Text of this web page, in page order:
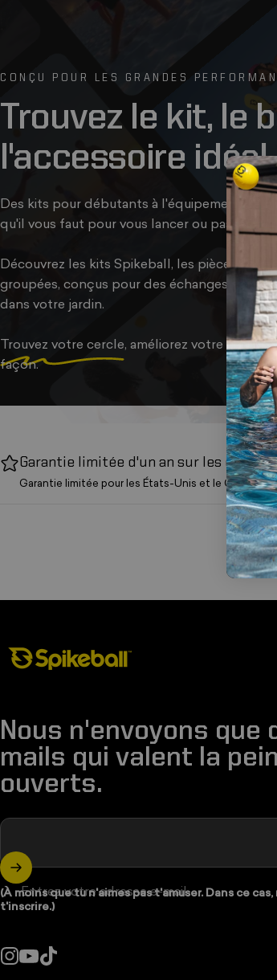
CONÇU POUR LES GRANDES
Trouvez le kit, le
l'accessoire idéal
Des kits pour débutants à l'équipement de
qu'il vous faut pour vous lancer ou passer au
Découvrez les kits Spikeball, les pièces de
groupées, conçus pour des échanges
dans votre jardin.
Trouvez votre cercle, améliorez votre
façon.
Garantie limitée d'un an sur les
Garantie limitée pour les États-Unis et le Canada.
Boutique Spikeball
Nous n'envoyons que
mails qui valent la
ouverts.
Entrez votre adresse e-mail
(À moins que tu n'aimes pas t'amuser. Dans ce
t'inscrire.)